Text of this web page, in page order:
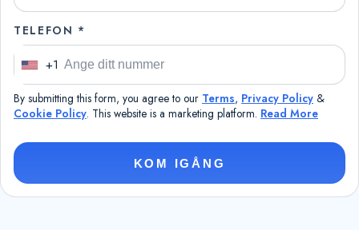
TELEFON *
U
n
i
S
+1
By submitting this form, you agree to our Terms, Privacy Policy &
Cookie Policy. This website is a marketing platform. Read More
KOM IGÅNG